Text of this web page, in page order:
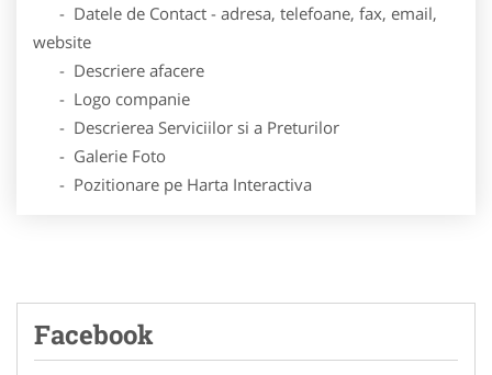
- Datele de Contact - adresa, telefoane, fax, email,
website
- Descriere afacere
- Logo companie
- Descrierea Serviciilor si a Preturilor
- Galerie Foto
- Pozitionare pe Harta Interactiva
Facebook